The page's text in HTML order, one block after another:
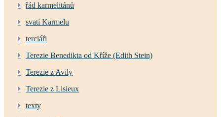
řád karmelitánů
svatí Karmelu
terciáři
Terezie Benedikta od Kříže (Edith Stein)
Terezie z Avily
Terezie z Lisieux
texty